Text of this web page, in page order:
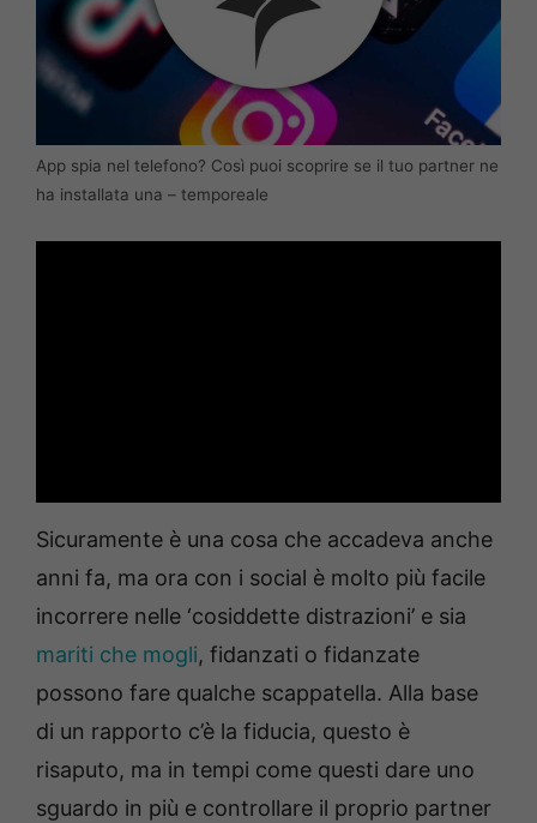
App spia nel telefono? Così puoi scoprire se il tuo partner ne
ha installata una – temporeale
Sicuramente è una cosa che accadeva anche
anni fa, ma ora con i social è molto più facile
incorrere nelle ‘cosiddette distrazioni’ e sia
mariti che mogli, fidanzati o fidanzate
possono fare qualche scappatella. Alla base
di un rapporto c’è la fiducia, questo è
risaputo, ma in tempi come questi dare uno
sguardo in più e controllare il proprio partner